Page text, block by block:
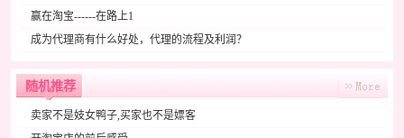
赢在淘宝------在路上1
成为代理商有什么好处，代理的流程及利润？
随机推荐
卖家不是妓女鸭子,买家也不是嫖客